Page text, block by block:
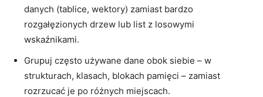
danych (tablice, wektory) zamiast bardzo
rozgałęzionych drzew lub list z losowymi
wskaźnikami.
Grupuj często używane dane obok siebie – w
strukturach, klasach, blokach pamięci – zamiast
rozrzucać je po różnych miejscach.